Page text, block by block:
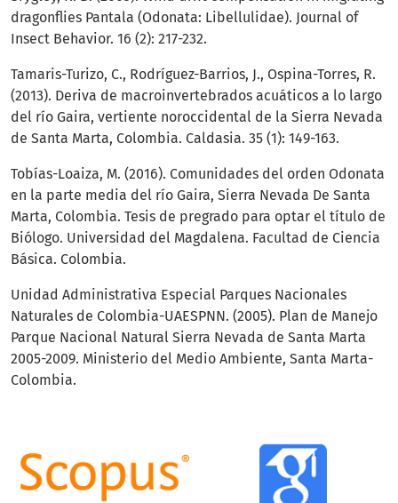
dragonflies Pantala (Odonata: Libellulidae). Journal of
Insect Behavior. 16 (2): 217-232.
Tamaris-Turizo, C., Rodríguez-Barrios, J., Ospina-Torres, R.
(2013). Deriva de macroinvertebrados acuáticos a lo largo
del río Gaira, vertiente noroccidental de la Sierra Nevada
de Santa Marta, Colombia. Caldasia. 35 (1): 149-163.
Tobías-Loaiza, M. (2016). Comunidades del orden Odonata
en la parte media del río Gaira, Sierra Nevada De Santa
Marta, Colombia. Tesis de pregrado para optar el título de
Biólogo. Universidad del Magdalena. Facultad de Ciencia
Básica. Colombia.
Unidad Administrativa Especial Parques Nacionales
Naturales de Colombia-UAESPNN. (2005). Plan de Manejo
Parque Nacional Natural Sierra Nevada de Santa Marta
2005-2009. Ministerio del Medio Ambiente, Santa Marta-
Colombia.